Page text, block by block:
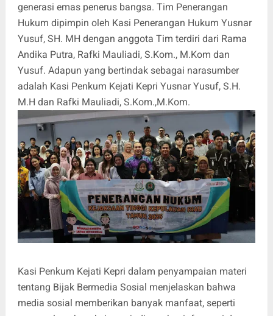
generasi emas penerus bangsa. Tim Penerangan
Hukum dipimpin oleh Kasi Penerangan Hukum Yusnar
Yusuf, SH. MH dengan anggota Tim terdiri dari Rama
Andika Putra, Rafki Mauliadi, S.Kom., M.Kom dan
Yusuf. Adapun yang bertindak sebagai narasumber
adalah Kasi Penkum Kejati Kepri Yusnar Yusuf, S.H.
M.H dan Rafki Mauliadi, S.Kom.,M.Kom.
Kasi Penkum Kejati Kepri dalam penyampaian materi
tentang Bijak Bermedia Sosial menjelaskan bahwa
media sosial memberikan banyak manfaat, seperti